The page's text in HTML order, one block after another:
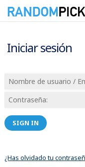
Iniciar sesión
SIGN IN
¿Has olvidado tu